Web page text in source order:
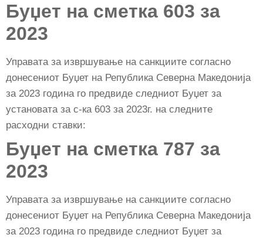
Буџет на сметка 603 за
2023
Управата за извршување на санкциите согласно
донесениот Буџет на Република Северна Македонија
за 2023 година го предвиде следниот Буџет за
установата за с-ка 603 за 2023г. на следните
расходни ставки:
Буџет на сметка 787 за
2023
Управата за извршување на санкциите согласно
донесениот Буџет на Република Северна Македонија
за 2023 година го предвиде следниот Буџет за